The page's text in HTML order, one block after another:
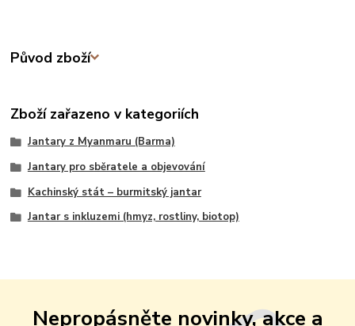
Původ zboží
Zboží zařazeno v kategoriích
Jantary z Myanmaru (Barma)
Jantary pro sběratele a objevování
Kachinský stát – burmitský jantar
Jantar s inkluzemi (hmyz, rostliny, biotop)
Nepropásněte novinky, akce a